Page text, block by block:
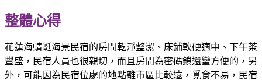
整體心得
花蓮海蜻蜓海景民宿的房間乾淨整潔、床鋪軟硬適中、下午茶
豐盛，民宿人員也很親切，而且房間為密碼鎖還蠻方便的，另
外，可能因為民宿位處的地點離市區比較遠，覓食不易，民宿